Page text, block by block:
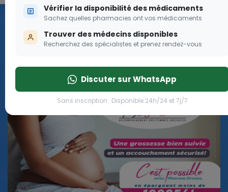
Programme OLGA-ESTHER
Rejoignez le programme Olga Esther pour les femmes
enceintes
Rejoignez le programme Olga Esther pour les
Vérifier la disponibilité des médicaments
Sachez quelles pharmacies ont vos médicaments
Trouver des médecins disponibles
Recherchez des spécialistes et prenez rendez-vous
Discuter sur WhatsApp
Sans inscription · Disponible 24h/24 et 7j/7